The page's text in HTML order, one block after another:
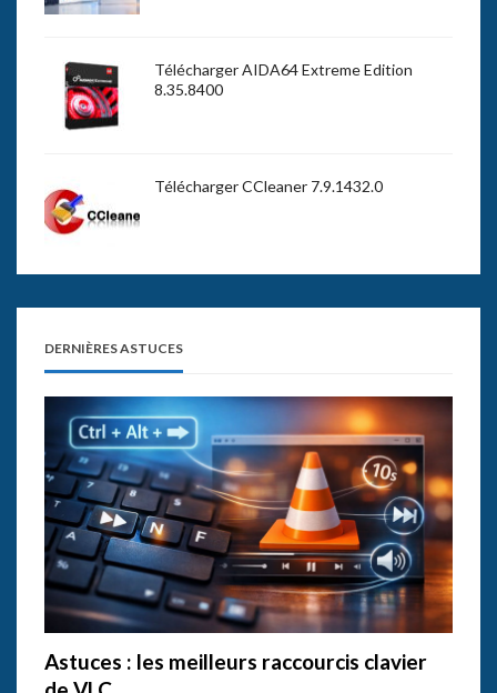
Télécharger AIDA64 Extreme Edition
8.35.8400
Télécharger CCleaner 7.9.1432.0
DERNIÈRES ASTUCES
Astuces : les meilleurs raccourcis clavier